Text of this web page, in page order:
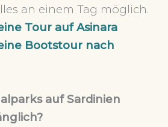
an einem Tag möglich.
Tour auf Asinara
Bootstour nach
auf Sardinien